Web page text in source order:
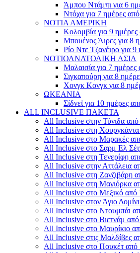
Άμπου Ντάμπι για 6
Ντόχα για 7 ημέρες
ΝΟΤΙΑ ΑΜΕΡΙΚΗ
Κολομβία για 9
Μπουένος Άιρες για 8
Ρίο Ντε Τζανέιρο για
ΝΟΤΙΟΑΝΑΤΟΛΙΚΗ ΑΣΙΑ
Μαλαισία για 7 ημέρες
Σιγκαπούρη για 8
Χονγκ Κονγκ για 8
ΩΚΕΑΝΙΑ
Σίδνεϊ για 10 ημέρες
ALL INCLUSIVE ΠΑΚΕΤΑ
All Inclusive στην Τύνιδα
All Inclusive στη
All Inclusive στο Μαρακές
All Inclusive στο Σαρμ Ελ
All Inclusive στη Τενερίφη
All Inclusive στην Αττάλεια
All Inclusive στη Ζανζιβάρη
All Inclusive στη Μαγιόρκα
All Inclusive στο Μεξικό από
All Inclusive στον Άγιο
All Inclusive στο Ντουμπάι
All Inclusive στο Βιετνάμ
All Inclusive στο Μαυρίκιο
All Inclusive στις Μαλδίβες
All Inclusive στο Πουκέτ από